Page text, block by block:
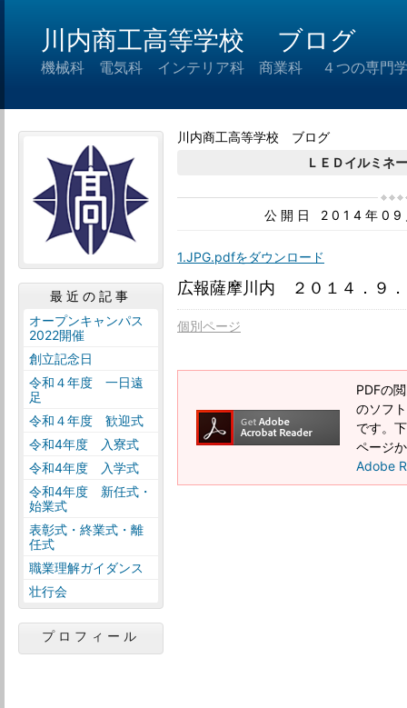
川内商工高等学校 ブログ
機械科 電気科 インテリア科 商業科 ４つの専門学
川内商工高等学校 ブログ
ＬＥＤイルミネ
公開日 2014年
1.JPG.pdfをダウンロード
広報薩摩川内 ２０１４．９
個別ページ
PDFの
のソフ
です。
ページ
Adobe
最近の記事
オープンキャンパス
2022開催
創立記念日
令和４年度 一日遠
足
令和４年度 歓迎式
令和4年度 入寮式
令和4年度 入学式
令和4年度 新任式・
始業式
表彰式・終業式・離
任式
職業理解ガイダンス
壮行会
プロフィール